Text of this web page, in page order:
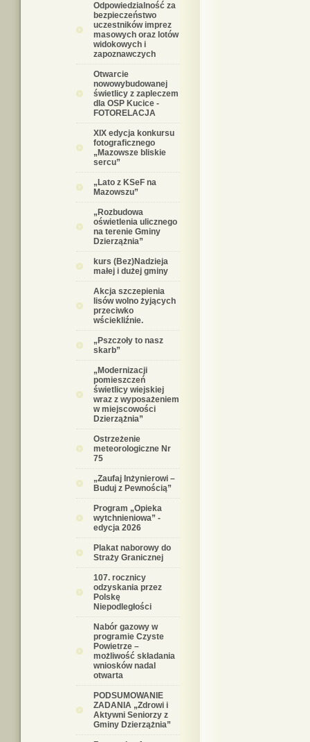
Odpowiedzialność za
bezpieczeństwo
uczestników imprez
masowych oraz lotów
widokowych i
zapoznawczych
Otwarcie
nowowybudowanej
świetlicy z zapleczem
dla OSP Kucice -
FOTORELACJA
XIX edycja konkursu
fotograficznego
„Mazowsze bliskie
sercu”
„Lato z KSeF na
Mazowszu”
„Rozbudowa
oświetlenia ulicznego
na terenie Gminy
Dzierzążnia”
kurs (Bez)Nadzieja
małej i dużej gminy
Akcja szczepienia
lisów wolno żyjących
przeciwko
wściekliźnie.
„Pszczoły to nasz
skarb”
„Modernizacji
pomieszczeń
świetlicy wiejskiej
wraz z wyposażeniem
w miejscowości
Dzierzążnia”
Ostrzeżenie
meteorologiczne Nr
75
„Zaufaj Inżynierowi –
Buduj z Pewnością”
Program „Opieka
wytchnieniowa” -
edycja 2026
Plakat naborowy do
Straży Granicznej
107. rocznicy
odzyskania przez
Polskę
Niepodległości
Nabór gazowy w
programie Czyste
Powietrze –
możliwość składania
wniosków nadal
otwarta
PODSUMOWANIE
ZADANIA „Zdrowi i
Aktywni Seniorzy z
Gminy Dzierzążnia”